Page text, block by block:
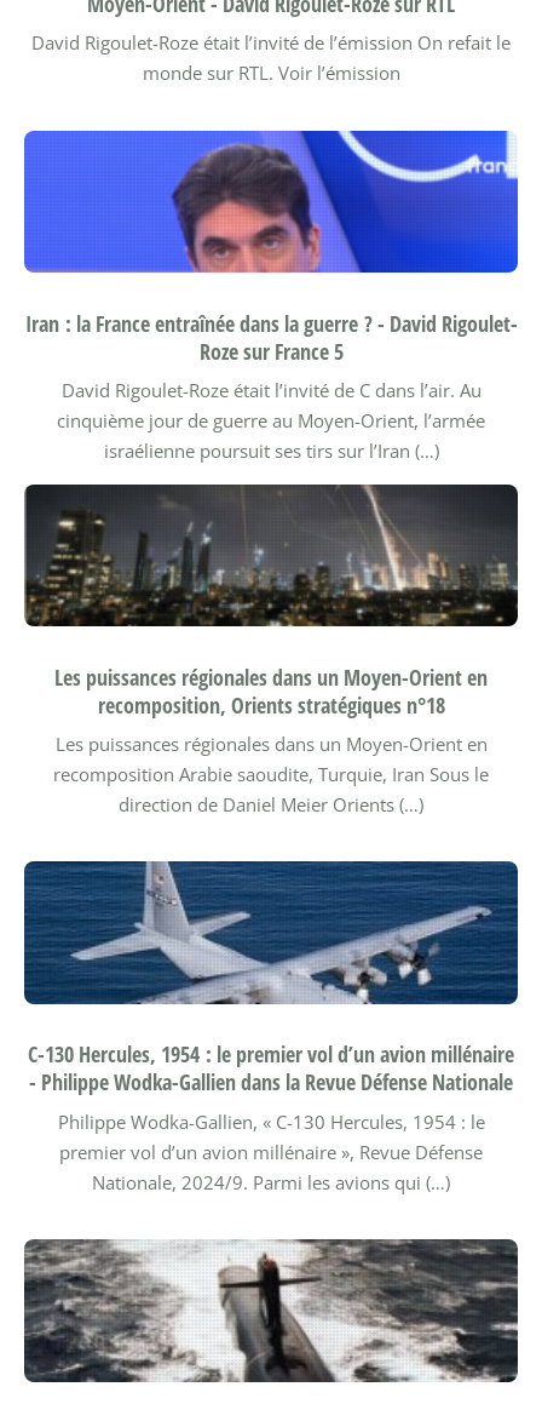
David Rigoulet-Roze était l’invité de l’émission On refait le
monde sur RTL. Voir l’émission
Iran : la France entraînée dans la guerre ? - David Rigoulet-
Roze sur France 5
David Rigoulet-Roze était l’invité de C dans l’air. Au
cinquième jour de guerre au Moyen-Orient, l’armée
israélienne poursuit ses tirs sur l’Iran (…)
Les puissances régionales dans un Moyen-Orient en
recomposition, Orients stratégiques n°18
Les puissances régionales dans un Moyen-Orient en
recomposition Arabie saoudite, Turquie, Iran Sous le
direction de Daniel Meier Orients (…)
C-130 Hercules, 1954 : le premier vol d’un avion millénaire
- Philippe Wodka-Gallien dans la Revue Défense Nationale
Philippe Wodka-Gallien, « C-130 Hercules, 1954 : le
premier vol d’un avion millénaire », Revue Défense
Nationale, 2024/9. Parmi les avions qui (…)